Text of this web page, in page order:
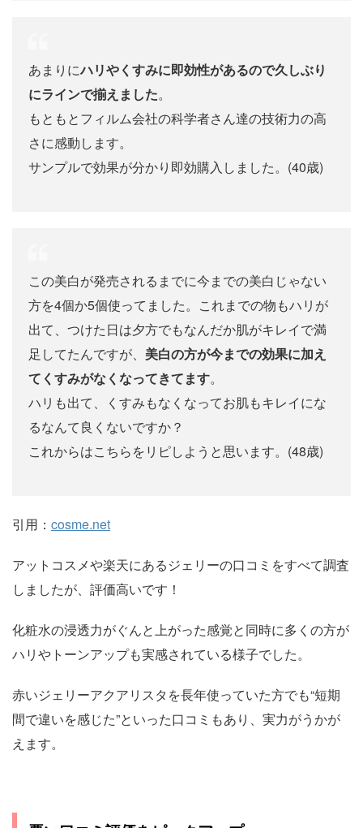
あまりにハリやくすみに即効性があるので久しぶり
にラインで揃えました。
もともとフィルム会社の科学者さん達の技術力の高
さに感動します。
サンプルで効果が分かり即効購入しました。(40歳)
この美白が発売されるまでに今までの美白じゃない
方を4個か5個使ってました。これまでの物もハリが
出て、つけた日は夕方でもなんだか肌がキレイで満
足してたんですが、 美白の方が今までの効果に加え
てくすみがなくなってきてます。
ハリも出て、くすみもなくなってお肌もキレイにな
るなんて良くないですか？
これからはこちらをリピしようと思います。(48歳)
引用： cosme.net
アットコスメや楽天にあるジェリーの口コミをすべて調査
しましたが、評価高いです！
化粧水の浸透力がぐんと上がった感覚と同時に多くの方が
ハリやトーンアップも実感されている様子でした。
赤いジェリーアクアリスタを長年使っていた方でも“短期
間で違いを感じた”といった口コミもあり、実力がうかが
えます。